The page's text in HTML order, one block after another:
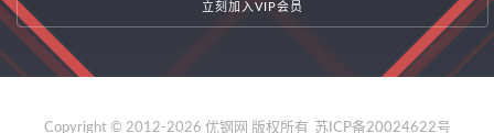
立刻加入VIP会员
Copyright © 2012-2026 优钢网 版权所有 苏ICP备20024622号